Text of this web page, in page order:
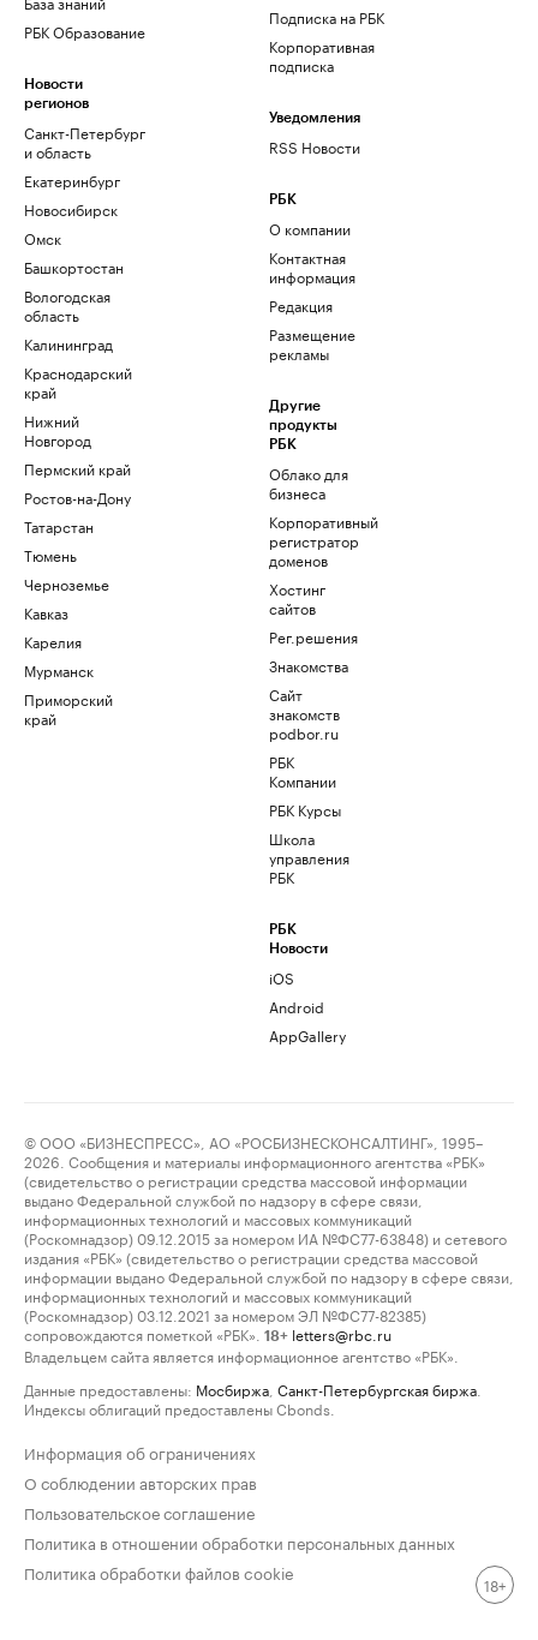
РБК Образование
Новости
регионов
Санкт-Петербург
и область
Екатеринбург
Новосибирск
Омск
Башкортостан
Вологодская
область
Калининград
Краснодарский
край
Нижний
Новгород
Пермский край
Ростов-на-Дону
Татарстан
Тюмень
Черноземье
Кавказ
Карелия
Мурманск
Приморский
край
Подписка на РБК
Корпоративная
подписка
Уведомления
RSS Новости
РБК
О компании
Контактная
информация
Редакция
Размещение
рекламы
Другие
продукты
РБК
Облако для
бизнеса
Корпоративный
регистратор
доменов
Хостинг
сайтов
Рег.решения
Знакомства
Сайт
знакомств
podbor.ru
РБК
Компании
РБК Курсы
Школа
управления
РБК
РБК
Новости
iOS
Android
AppGallery
© ООО «БИЗНЕСПРЕСС», АО «РОСБИЗНЕСКОНСАЛТИНГ», 1995–
2026. Сообщения и материалы информационного агентства «РБК»
(свидетельство о регистрации средства массовой информации
выдано Федеральной службой по надзору в сфере связи,
информационных технологий и массовых коммуникаций
(Роскомнадзор) 09.12.2015 за номером ИА №ФС77-63848) и сетевого
издания «РБК» (свидетельство о регистрации средства массовой
информации выдано Федеральной службой по надзору в сфере связи,
информационных технологий и массовых коммуникаций
(Роскомнадзор) 03.12.2021 за номером ЭЛ №ФС77-82385)
сопровождаются пометкой «РБК».
18+ letters@rbc.ru
Владельцем сайта является информационное агентство «РБК».
Данные предоставлены: Мосбиржа Санкт-Петербургская биржа
Индексы облигаций предоставлены Cbonds.
Информация об ограничениях
О соблюдении авторских прав
Пользовательское соглашение
Политика в отношении обработки персональных данных
Политика обработки файлов cookie
18+